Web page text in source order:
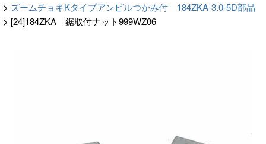
ズームチョキKタイプアンビルつかみ付 184ZKA-3.0-5D部品
[24]184ZKA 鋸取付ナット999WZ06